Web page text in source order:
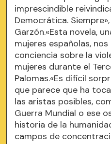
imprescindible
Democrática.
Garzón.«Esta novela,
mujeres españolas,
conciencia sobre la
mujeres durante el
Palomas.«Es difícil
que parece que ha
las aristas posibles,
Guerra Mundial o ese
historia de la
campos de